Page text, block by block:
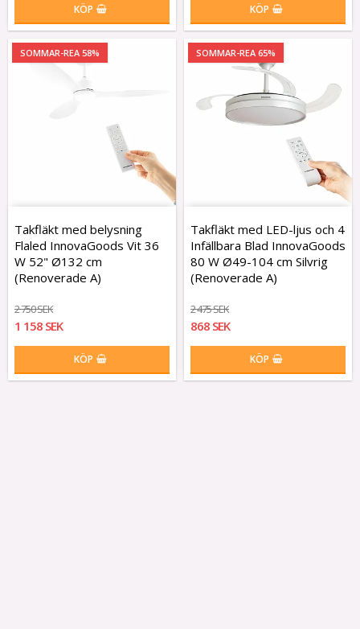
KÖP KÖP
SOMMAR-REA 58%
Takfläkt med belysning
Flaled InnovaGoods Vit 36
W 52" Ø132 cm
(Renoverade A)
2 750 SEK
1 158 SEK
KÖP
SOMMAR-REA 65%
Takfläkt med LED-ljus och 4
Infällbara Blad InnovaGoods
80 W Ø49-104 cm Silvrig
(Renoverade A)
2 475 SEK
868 SEK
KÖP